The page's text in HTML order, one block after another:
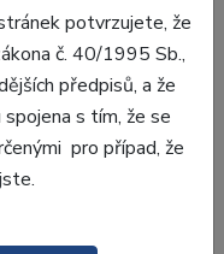
potvrzujete, že
č. 40/1995 Sb.,
předpisů, a že
s tím, že se
pro případ, že